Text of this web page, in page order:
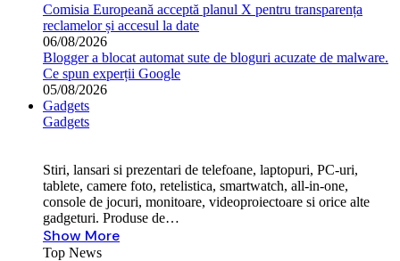
Comisia Europeană acceptă planul X pentru transparența
reclamelor și accesul la date
06/08/2026
Blogger a blocat automat sute de bloguri acuzate de malware.
Ce spun experții Google
05/08/2026
Gadgets
Gadgets
Stiri, lansari si prezentari de telefoane, laptopuri, PC-uri,
tablete, camere foto, retelistica, smartwatch, all-in-one,
console de jocuri, monitoare, videoproiectoare si orice alte
gadgeturi. Produse de…
Show More
Top News